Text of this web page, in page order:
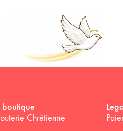
boutique
Chrétienne